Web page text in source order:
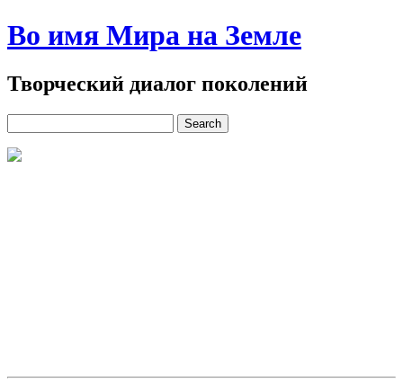
Во имя Мира на Земле
Творческий диалог поколений